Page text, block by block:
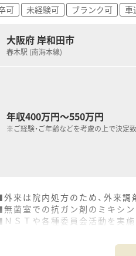
可 未経験可 ブランク可 車
大阪府 岸和田市
春木駅 (南海本線)
年収400万円～550万円
※ご経験・ご年齢などを考慮の上で決定
来は院内処方のため、外来調
菌室での抗ガン剤のミキシン
ＳＴや各種委員会活動を実施